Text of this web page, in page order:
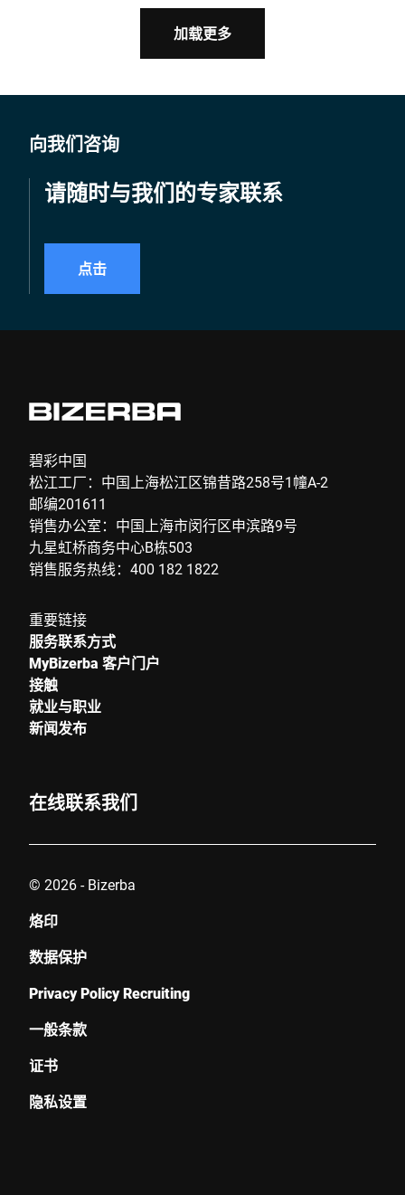
控的自助操作区域。
加载更多
向我们咨询
请随时与我们的专家联系
点击
碧彩中国
松江工厂：中国上海松江区锦昔路258号1幢A-2
邮编201611
销售办公室：中国上海市闵行区申滨路9号
九星虹桥商务中心B栋503
销售服务热线：400 182 1822
重要链接
服务联系方式
MyBizerba 客户门户
接触
就业与职业
新闻发布
在线联系我们
© 2026 - Bizerba
烙印
数据保护
Privacy Policy Recruiting
一般条款
证书
隐私设置